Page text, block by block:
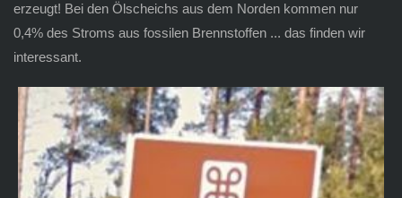
erzeugt! Bei den Ölscheichs aus dem Norden kommen nur
0,4% des Stroms aus fossilen Brennstoffen ... das finden wir
interessant.